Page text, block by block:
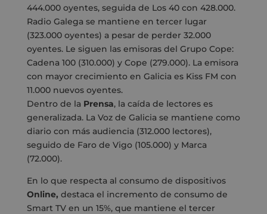
444.000 oyentes, seguida de Los 40 con 428.000.
Radio Galega se mantiene en tercer lugar
(323.000 oyentes) a pesar de perder 32.000
oyentes. Le siguen las emisoras del Grupo Cope:
Cadena 100 (310.000) y Cope (279.000). La emisora
con mayor crecimiento en Galicia es Kiss FM con
11.000 nuevos oyentes.
Dentro de la Prensa, la caída de lectores es
generalizada. La Voz de Galicia se mantiene como
diario con más audiencia (312.000 lectores),
seguido de Faro de Vigo (105.000) y Marca
(72.000).
En lo que respecta al consumo de dispositivos
Online, destaca el incremento de consumo de
Smart TV en un 15%, que mantiene el tercer